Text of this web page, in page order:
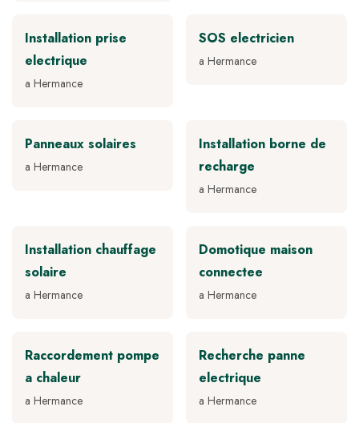
Installation prise
electrique
a Hermance
SOS electricien
a Hermance
Panneaux solaires
a Hermance
Installation borne de
recharge
a Hermance
Installation chauffage
solaire
a Hermance
Domotique maison
connectee
a Hermance
Raccordement pompe
a chaleur
a Hermance
Recherche panne
electrique
a Hermance